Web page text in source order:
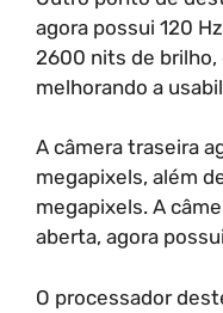
agora possui 120
2600 nits de
melhorando a
A câmera traseira
megapixels, além
megapixels. A
aberta, agora
O processador